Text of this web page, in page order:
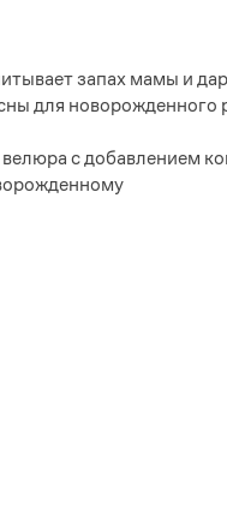
запах мамы и
для новорожденного
с добавлением